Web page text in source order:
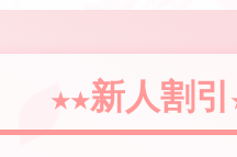
★★新人割引